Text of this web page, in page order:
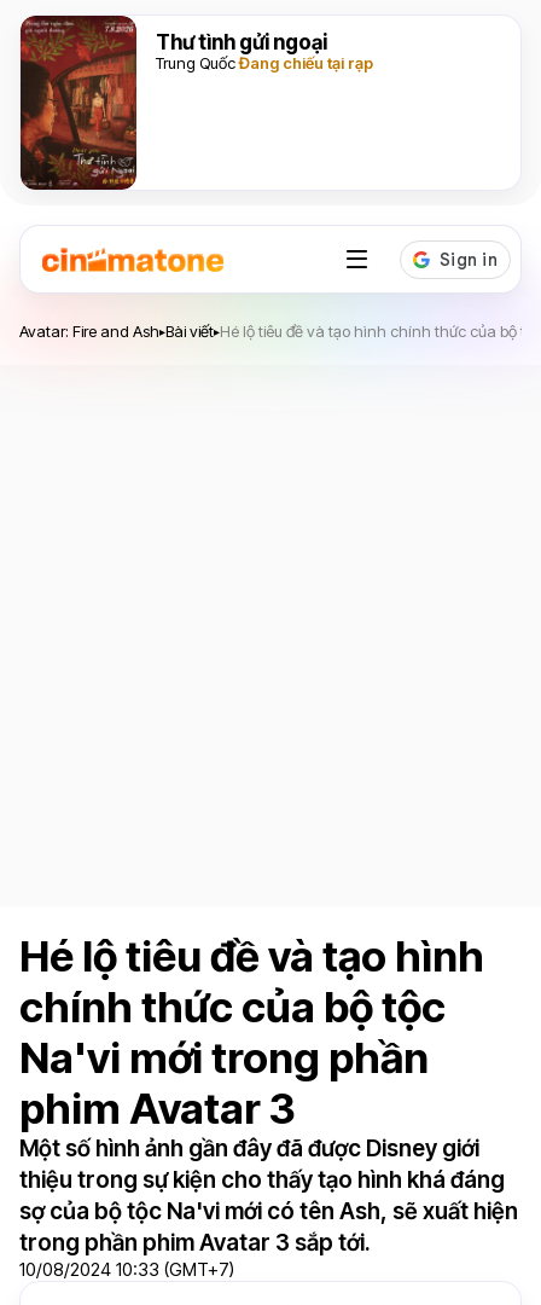
Thư tình gửi ngoại
Trung QuốcĐang chiếu tại rạp
Avatar: Fire and Ash▸Bài viết▸Hé lộ tiêu đề và tạo hình chính thức của bộ
Hé lộ tiêu đề và tạo hình
chính thức của bộ tộc
Na'vi mới trong phần
phim Avatar 3
Một số hình ảnh gần đây đã được Disney giới
thiệu trong sự kiện cho thấy tạo hình khá đáng
sợ của bộ tộc Na'vi mới có tên Ash, sẽ xuất hiện
trong phần phim Avatar 3 sắp tới.
10/08/2024 10:33 (GMT+7)